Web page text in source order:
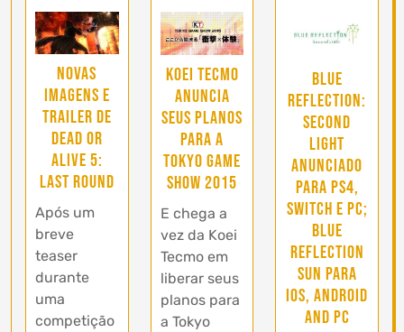
Novas
imagens e
trailer de
Dead or
Alive 5:
Last Round
Após um
breve
teaser
durante
uma
competição
Koei Tecmo
anuncia
seus planos
para a
Tokyo Game
Show 2015
E chega a
vez da Koei
Tecmo em
liberar seus
planos para
a Tokyo
Blue
Reflection:
Second
Light
anunciado
para PS4,
Switch e PC;
Blue
Reflection
Sun para
iOS, Android
and PC